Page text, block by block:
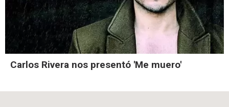
Carlos Rivera nos presentó 'Me muero'